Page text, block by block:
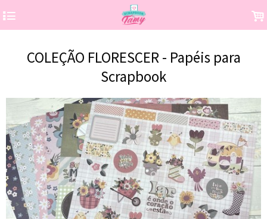
4 .
COLEÇÃO FLORESCER - Papéis para
Scrapbook